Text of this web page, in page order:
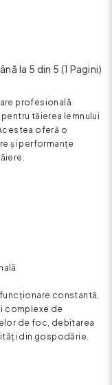
la 5 din 5 (1 Pagini)
profesională
tăierea lemnului
oferă o
și performanțe
constantă,
complexe de
de foc, debitarea
din gospodărie.